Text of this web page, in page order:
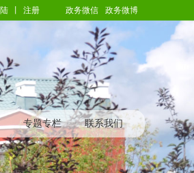
注册 政务微信 政务微博
专题专栏 联系我们